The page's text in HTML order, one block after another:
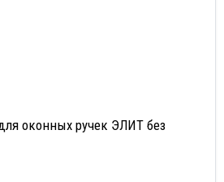
оконных ручек ЭЛИТ без